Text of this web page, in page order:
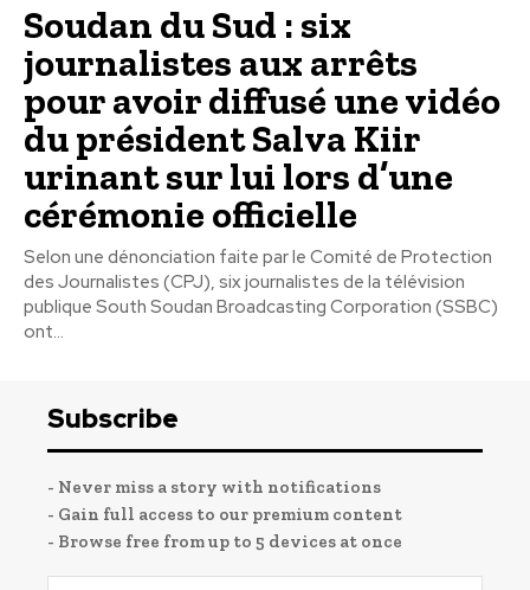
Soudan du Sud : six
journalistes aux arrêts
pour avoir diffusé une vidéo
du président Salva Kiir
urinant sur lui lors d’une
cérémonie officielle
Selon une dénonciation faite par le Comité de Protection
des Journalistes (CPJ), six journalistes de la télévision
publique South Soudan Broadcasting Corporation (SSBC)
ont...
Subscribe
- Never miss a story with notifications
- Gain full access to our premium content
- Browse free from up to 5 devices at once